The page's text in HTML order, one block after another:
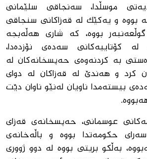
موسڵدا، سەنجاقی سلێمانی
بووە و یەكێك لە قەزاكانی سنجاقی
بووە، كە شاری هەڵەبجە
لە كۆتاییەكانی سەدەی نۆزدەدا،
بە كردنەوەی حەپسخانەكان لە
كرد و هەندێ لە قەزاكان لە دوای
بیستەمدا ناویان لەنێو ناوان دێت
عوسمانی، حەپسخانەی قەزای
حكومەتدا بووە و باڵەخانەی
بەڵكو بریتی بووە لە دوو ژووری